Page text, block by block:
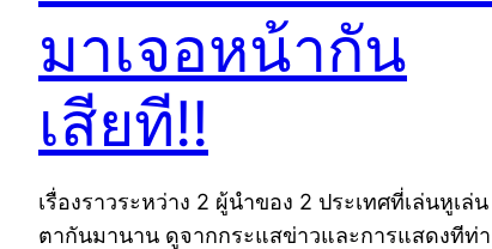
มาเจอหน้ากัน
เสียที!!
เรื่องราวระหว่าง 2 ผู้นำของ 2 ประเทศที่เล่นหูเล่น
ตากันมานาน ดูจากกระแสข่าวและการแสดงทีท่า